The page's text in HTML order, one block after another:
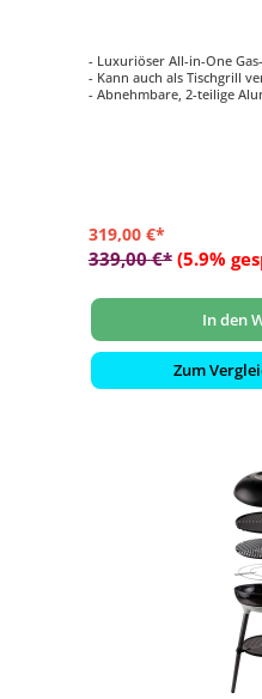
- Luxuriöser All-in-One
- Kann auch als Tischgrill
- Abnehmbare, 2-teilige
319,00 €*
339,00 €* (5.9%
In den
Zum